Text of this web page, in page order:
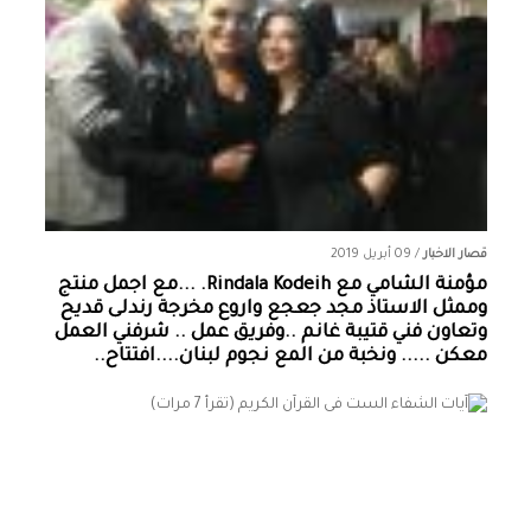
قصار الاخبار/ 09 أبريل 2019
مؤمنة الشامي‏ مع ‏‎Rindala Kodeih‎‏. ...مع اجمل منتج
وممثل الاستاذ مجد جعجع واروع مخرجة رندلى قديح
وتعاون فني قتيبة غانم ..وفريق عمل .. شرفني العمل
معكن ..... ونخبة من المع نجوم لبنان....افتتاح..